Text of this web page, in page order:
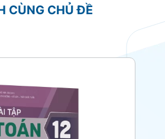
CÙNG CHỦ ĐỀ